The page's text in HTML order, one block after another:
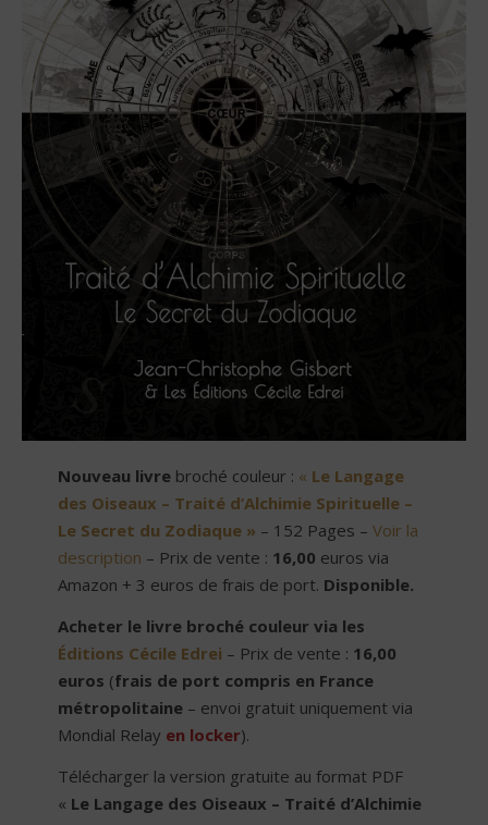
Nouveau livrebroché couleur : « Le Langage
des Oiseaux – Traité d’Alchimie Spirituelle –
Le Secret du Zodiaque » – 152 Pages – Voir la
description – Prix de vente : 16,00 euros via
Amazon + 3 euros de frais de port. Disponible.
Acheter le livre broché couleur via les
Éditions Cécile Edrei – Prix de vente : 16,00
euros (frais de port compris en France
métropolitaine– envoi gratuit uniquement via
Mondial Relay en locker).
Télécharger la version gratuite au format PDF
« Le Langage des Oiseaux – Traité d’Alchimie